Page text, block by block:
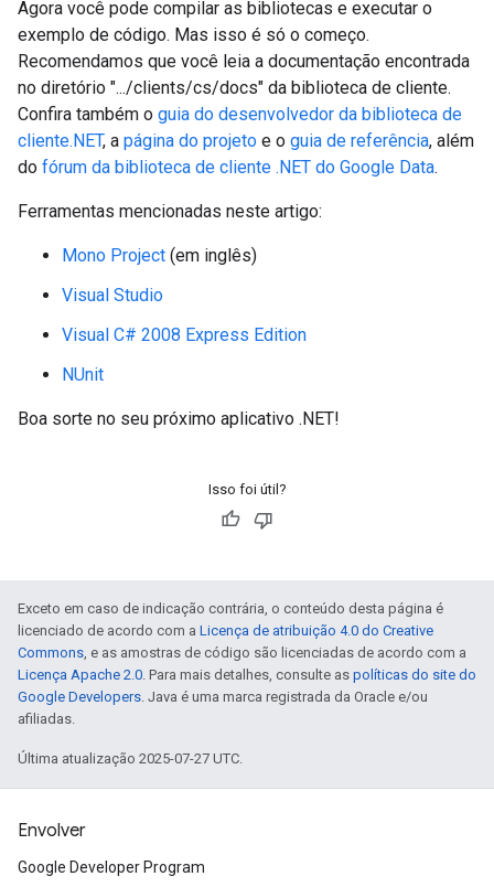
Agora você pode compilar as bibliotecas e executar o
exemplo de código. Mas isso é só o começo.
Recomendamos que você leia a documentação encontrada
no diretório ".../clients/cs/docs" da biblioteca de cliente.
Confira também o guia do desenvolvedor da biblioteca de
cliente.NET, a página do projeto e o guia de referência, além
do fórum da biblioteca de cliente .NET do Google Data.
Ferramentas mencionadas neste artigo:
Mono Project (em inglês)
Visual Studio
Visual C# 2008 Express Edition
NUnit
Boa sorte no seu próximo aplicativo .NET!
Isso foi útil?
Exceto em caso de indicação contrária, o conteúdo desta página é
licenciado de acordo com a Licença de atribuição 4.0 do Creative
Commons , e as amostras de código são licenciadas de acordo com a
Licença Apache 2.0 . Para mais detalhes, consulte as políticas do site do
Google Developers . Java é uma marca registrada da Oracle e/ou
afiliadas.
Última atualização 2025-07-27 UTC.
Envolver
Google Developer Program